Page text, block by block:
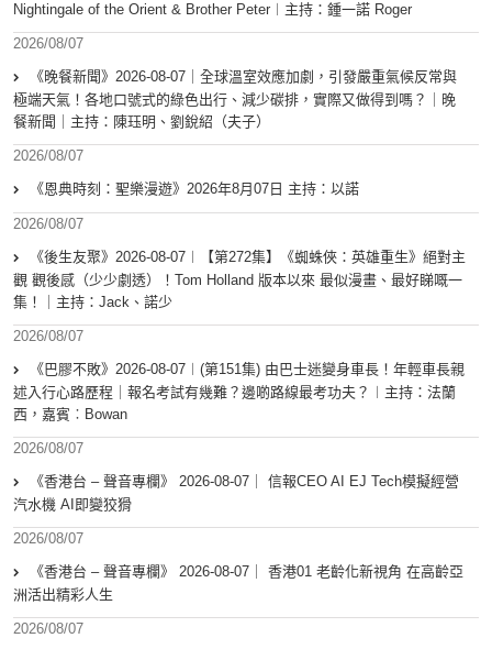
Nightingale of the Orient & Brother Peter︱主持：鍾一諾 Roger
2026/08/07
《晚餐新聞》2026-08-07｜全球溫室效應加劇，引發嚴重氣候反常與
極端天氣！各地口號式的綠色出行、減少碳排，實際又做得到嗎？｜晚
餐新聞｜主持：陳珏明、劉銳紹（夫子）
2026/08/07
《恩典時刻：聖樂漫遊》2026年8月07日 主持：以諾
2026/08/07
《後生友聚》2026-08-07︱【第272集】《蜘蛛俠：英雄重生》絕對主
觀 觀後感（少少劇透）！Tom Holland 版本以來 最似漫畫、最好睇嘅一
集！｜主持：Jack、諾少
2026/08/07
《巴膠不敗》2026-08-07︱(第151集) 由巴士迷變身車長！年輕車長親
述入行心路歷程｜報名考試有幾難？邊啲路線最考功夫？︱主持：法蘭
西，嘉賓︰Bowan
2026/08/07
《香港台 – 聲音專欄》 2026-08-07｜ 信報CEO AI EJ Tech模擬經營
汽水機 AI即變狡猾
2026/08/07
《香港台 – 聲音專欄》 2026-08-07｜ 香港01 老齡化新視角 在高齡亞
洲活出精彩人生
2026/08/07